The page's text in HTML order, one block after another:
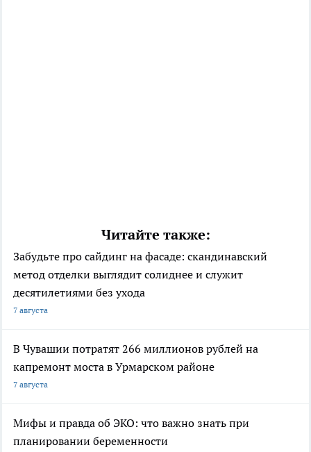
Читайте также:
Забудьте про сайдинг на фасаде: скандинавский
метод отделки выглядит солиднее и служит
десятилетиями без ухода
7 августа
В Чувашии потратят 266 миллионов рублей на
капремонт моста в Урмарском районе
7 августа
Мифы и правда об ЭКО: что важно знать при
планировании беременности